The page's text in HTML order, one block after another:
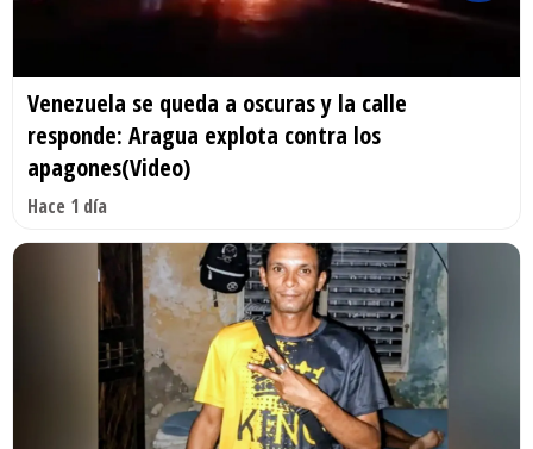
Venezuela se queda a oscuras y la calle
responde: Aragua explota contra los
apagones(Video)
Hace 1 día